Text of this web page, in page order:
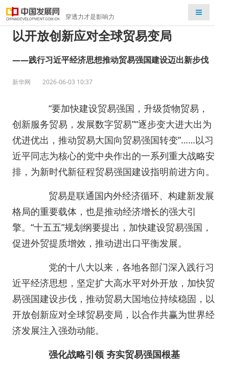
穿透力才是影响力
检索
以开放创新应对全球贸易变局
——践行习近平经济思想推动贸易强国建设迈出新步伐
新华网 2026-06-03 10:37
“要加快建设贸易强国，升级货物贸易，
创新服务贸易，发展数字贸易”“逐步变大进大出为
优进优出，推动贸易大国向贸易强国转变”……以习
近平同志为核心的党中央作出的一系列重大战略安
排，为新时代新征程贸易强国建设指明前进方向。
贸易是联通国内外经济循环、构建新发展
格局的重要载体，也是推动经济增长的强大引
擎。“十五五”规划纲要提出，加快建设贸易强国，
促进外贸提质增效，推动进出口平衡发展。
党的十八大以来，各地各部门深入践行习
近平经济思想，坚定扩大高水平对外开放，加快贸
易强国建设步伐，推动贸易大国地位持续稳固，以
开放创新应对全球贸易变局，以合作共赢为世界经
济发展注入强劲动能。
强化战略引领 夯实贸易强国根基